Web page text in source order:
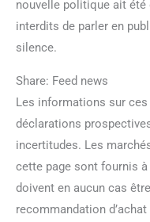
nouvelle politique ait
interdits de parler en
silence.
Share: Feed news
Les informations sur
déclarations
incertitudes. Les
cette page sont fournis
doivent en aucun cas
recommandation